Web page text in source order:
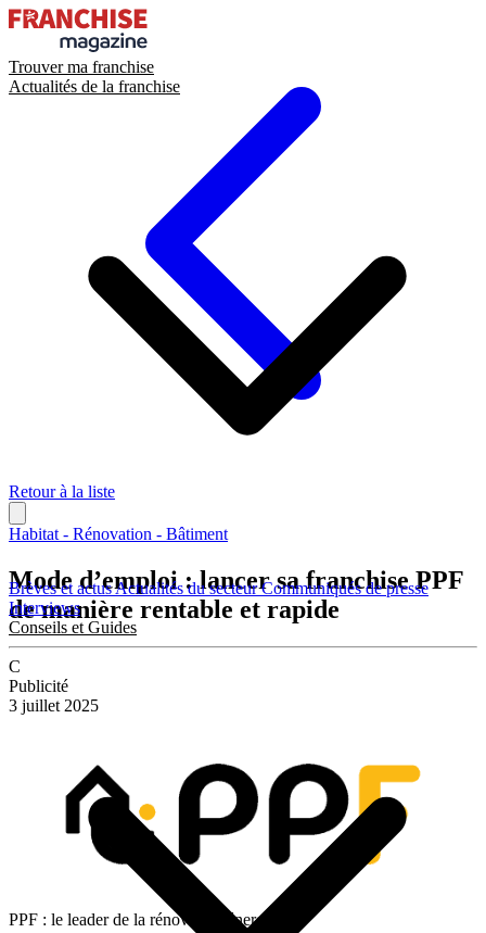
Trouver ma franchise
Actualités de la franchise
Brèves et actusActualités du secteurCommuniqués de presse
Interviews
Conseils et Guides
Retour à la liste
Habitat - Rénovation - Bâtiment
Mode d’emploi : lancer sa franchise PPF
de manière rentable et rapide
C
Publicité
3 juillet 2025
PPF : le leader de la rénovation énergétique